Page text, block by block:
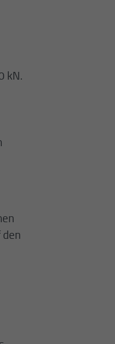
kN.
Inhalte, um Ihnen zusätzliche